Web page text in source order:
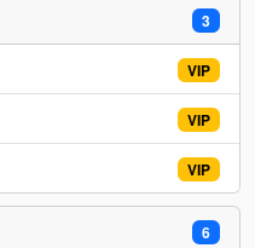
3
VIP
VIP
VIP
6